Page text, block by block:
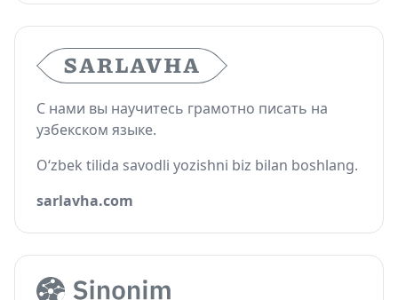
С нами вы научитесь грамотно писать на
узбекском языке.
O‘zbek tilida savodli yozishni biz bilan boshlang.
sarlavha.com